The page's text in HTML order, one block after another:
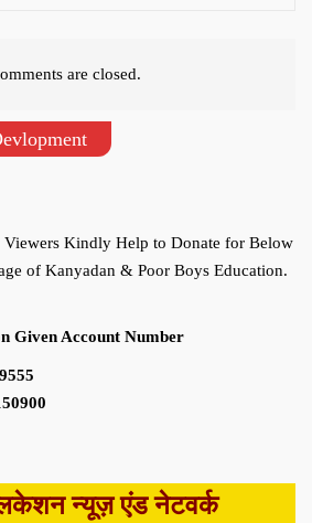
are closed.
Viewers Kindly Help to Donate for Below
of Kanyadan & Poor Boys Education.
Given Account Number
न्यूज़ एंड नेटवर्क